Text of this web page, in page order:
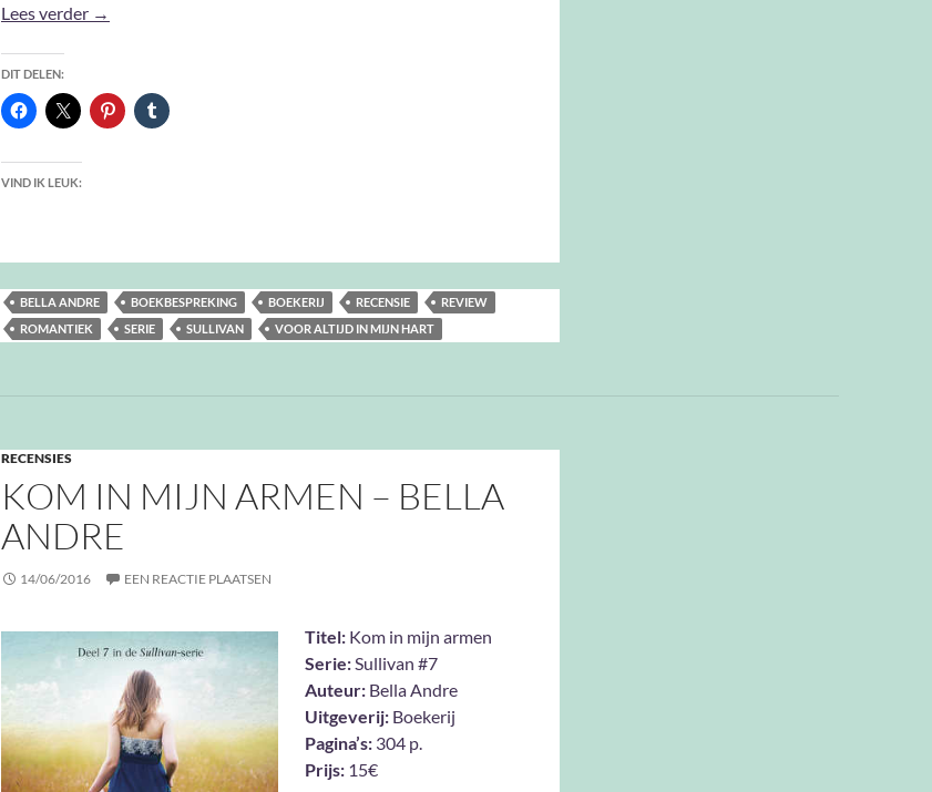
Lees verder Voor altijd in mijn hart – Bella Andre
→
DIT DELEN:
VIND IK LEUK:
BELLA ANDRE BOEKBESPREKING BOEKERIJ RECENSIE
REVIEW
ROMANTIEK
SERIE SULLIVAN VOOR ALTIJD IN MIJN HART
RECENSIES
KOM IN MIJN ARMEN – BELLA
ANDRE
14/06/2016 EEN REACTIE PLAATSEN
Titel: Kom in mijn armen
Serie:Sullivan #7
Auteur: Bella Andre
Uitgeverij: Boekerij
Pagina’s: 304 p.
Prijs: 15€